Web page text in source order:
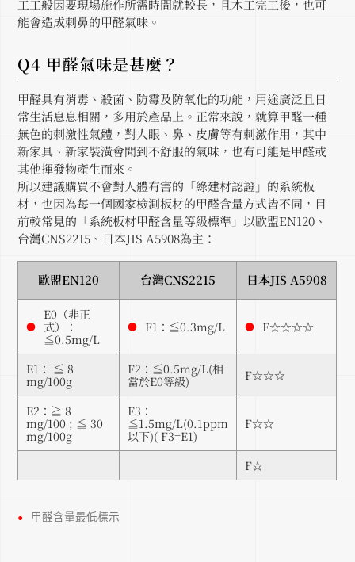
工工般因要現場施作所需時間就較長，且木工完工後，也可
能會造成刺鼻的甲醛氣味。
Q4 甲醛氣味是甚麼？
甲醛具有消毒、殺菌、防霉及防氧化的功能，用途廣泛且日
常生活息息相關，多用於產品上。正常來說，就算甲醛一種
無色的刺激性氣體，對人眼、鼻、皮膚等有刺激作用，其中
新家具、新家裝潢會聞到不舒服的氣味，也有可能是甲醛或
其他揮發物產生而來。
所以建議購買不會對人體有害的「綠建材認證」的系統板
材，也因為每一個國家檢測板材的甲醛含量方式皆不同，目
前較常見的「系統板材甲醛含量等級標準」以歐盟EN120、
台灣CNS2215、日本JIS A5908為主：
歐盟EN120 台灣CNS2215 日本JIS A5908
●
E0（非正
式）：
≦0.5mg/L
● F1：≦0.3mg/L ● F☆☆☆☆
E1： ≦ 8
mg/100g
F2：≦0.5mg/L(相
當於E0等級)
F☆☆☆
E2：≧ 8
mg/100 ; ≦ 30
mg/100g
F3：
≦1.5mg/L(0.1ppm
以下)( F3=E1)
F☆☆
F☆
● 甲醛含量最低標示